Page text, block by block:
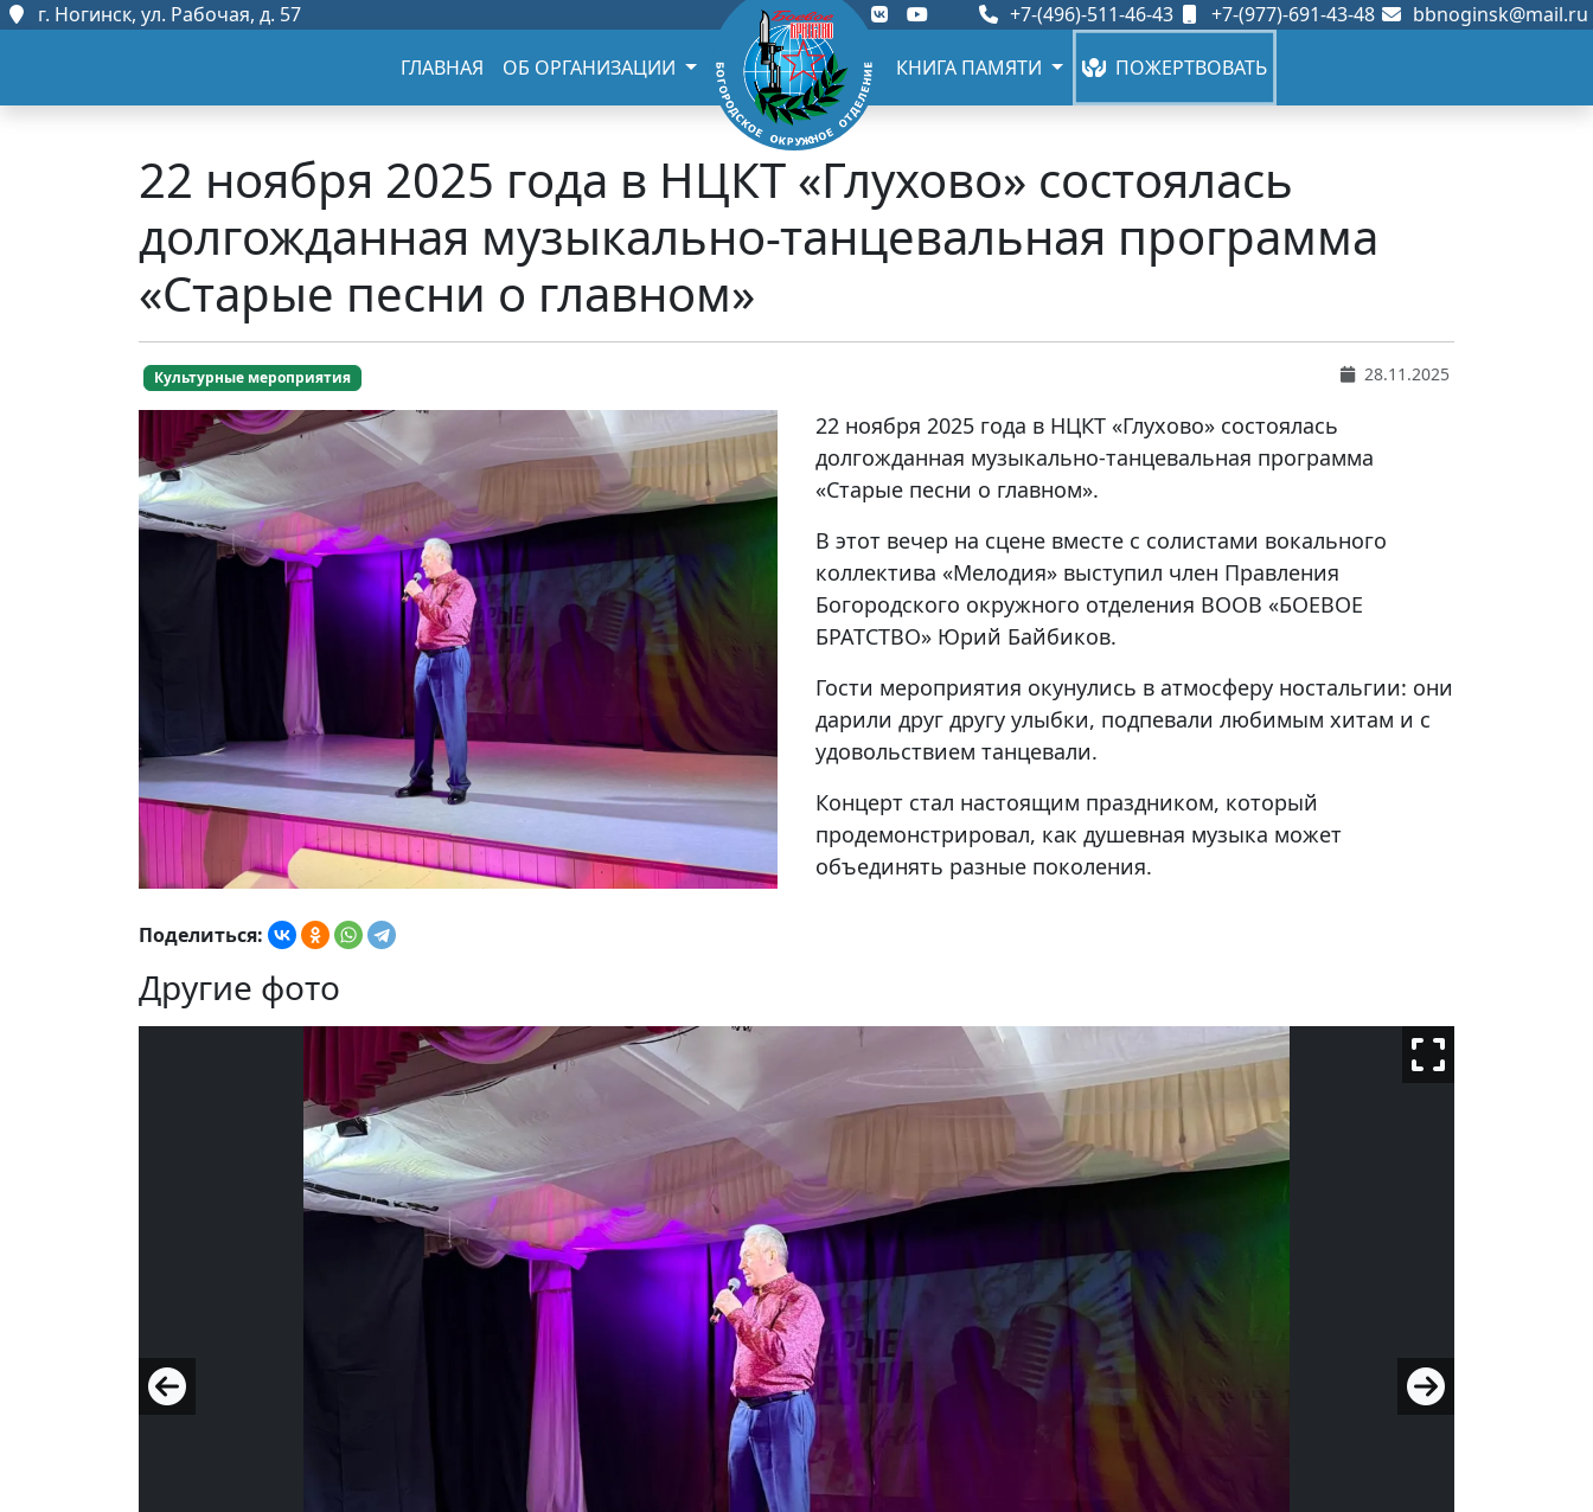
г. Ногинск, ул. Рабочая, д. 57 +7-(496)-511-46-43 +7-(977)-691-43-48 bbnoginsk@mail.ru
ГЛАВНАЯ ОБ ОРГАНИЗАЦИИ КНИГА ПАМЯТИ ПОЖЕРТВОВАТЬ
22 ноября 2025 года в НЦКТ «Глухово» состоялась
долгожданная музыкально-танцевальная программа
«Старые песни о главном»
Культурные мероприятия 28.11.2025
22 ноября 2025 года в НЦКТ «Глухово» состоялась
долгожданная музыкально-танцевальная программа
«Старые песни о главном».
В этот вечер на сцене вместе с солистами вокального
коллектива «Мелодия» выступил член Правления
Богородского окружного отделения ВООВ «БОЕВОЕ
БРАТСТВО» Юрий Байбиков.
Гости мероприятия окунулись в атмосферу ностальгии: они
дарили друг другу улыбки, подпевали любимым хитам и с
удовольствием танцевали.
Концерт стал настоящим праздником, который
продемонстрировал, как душевная музыка может
объединять разные поколения.
Поделиться:
Другие фото